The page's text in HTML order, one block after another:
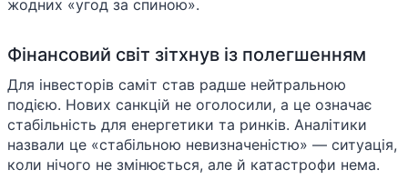
жодних «угод за спиною».
Фінансовий світ зітхнув із полегшенням
Для інвесторів саміт став радше нейтральною
подією. Нових санкцій не оголосили, а це означає
стабільність для енергетики та ринків. Аналітики
назвали це «стабільною невизначеністю» — ситуація,
коли нічого не змінюється, але й катастрофи нема.